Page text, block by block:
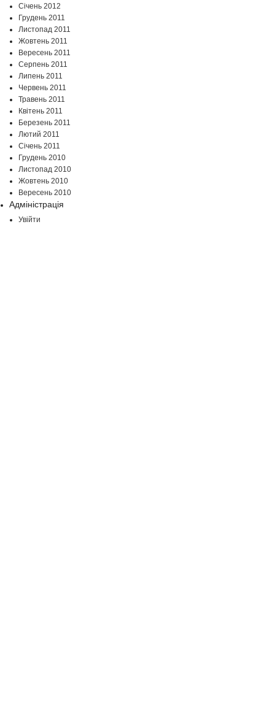
Січень 2012
Грудень 2011
Листопад 2011
Жовтень 2011
Вересень 2011
Серпень 2011
Липень 2011
Червень 2011
Травень 2011
Квітень 2011
Березень 2011
Лютий 2011
Січень 2011
Грудень 2010
Листопад 2010
Жовтень 2010
Вересень 2010
Адміністрація
Увійти